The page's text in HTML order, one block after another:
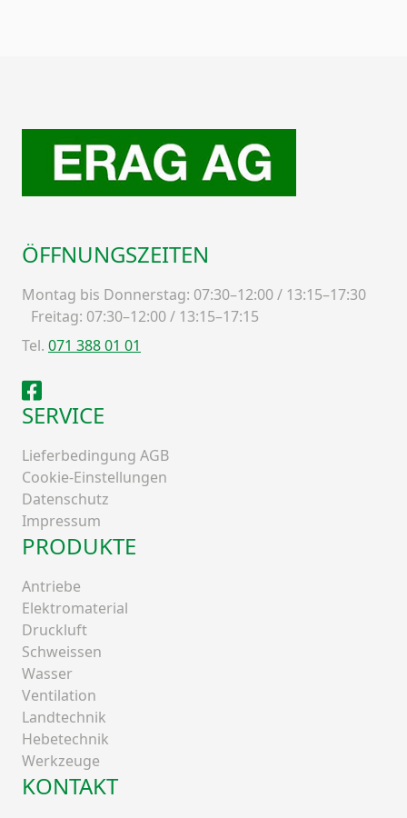
ÖFFNUNGSZEITEN
Montag bis Donnerstag: 07:30–12:00 / 13:15–17:30
Freitag: 07:30–12:00 / 13:15–17:15
Tel. 071 388 01 01
Facebook
SERVICE
Lieferbedingung AGB
Cookie-Einstellungen
Datenschutz
Impressum
PRODUKTE
Antriebe
Elektromaterial
Druckluft
Schweissen
Wasser
Ventilation
Landtechnik
Hebetechnik
Werkzeuge
KONTAKT